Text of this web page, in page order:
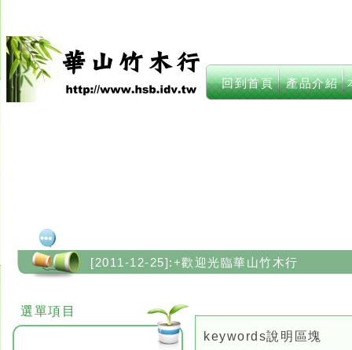
回到首頁 產品介紹
[2011-12-25]:+歡迎光臨華山竹木行
選單項目
keywords說明區塊